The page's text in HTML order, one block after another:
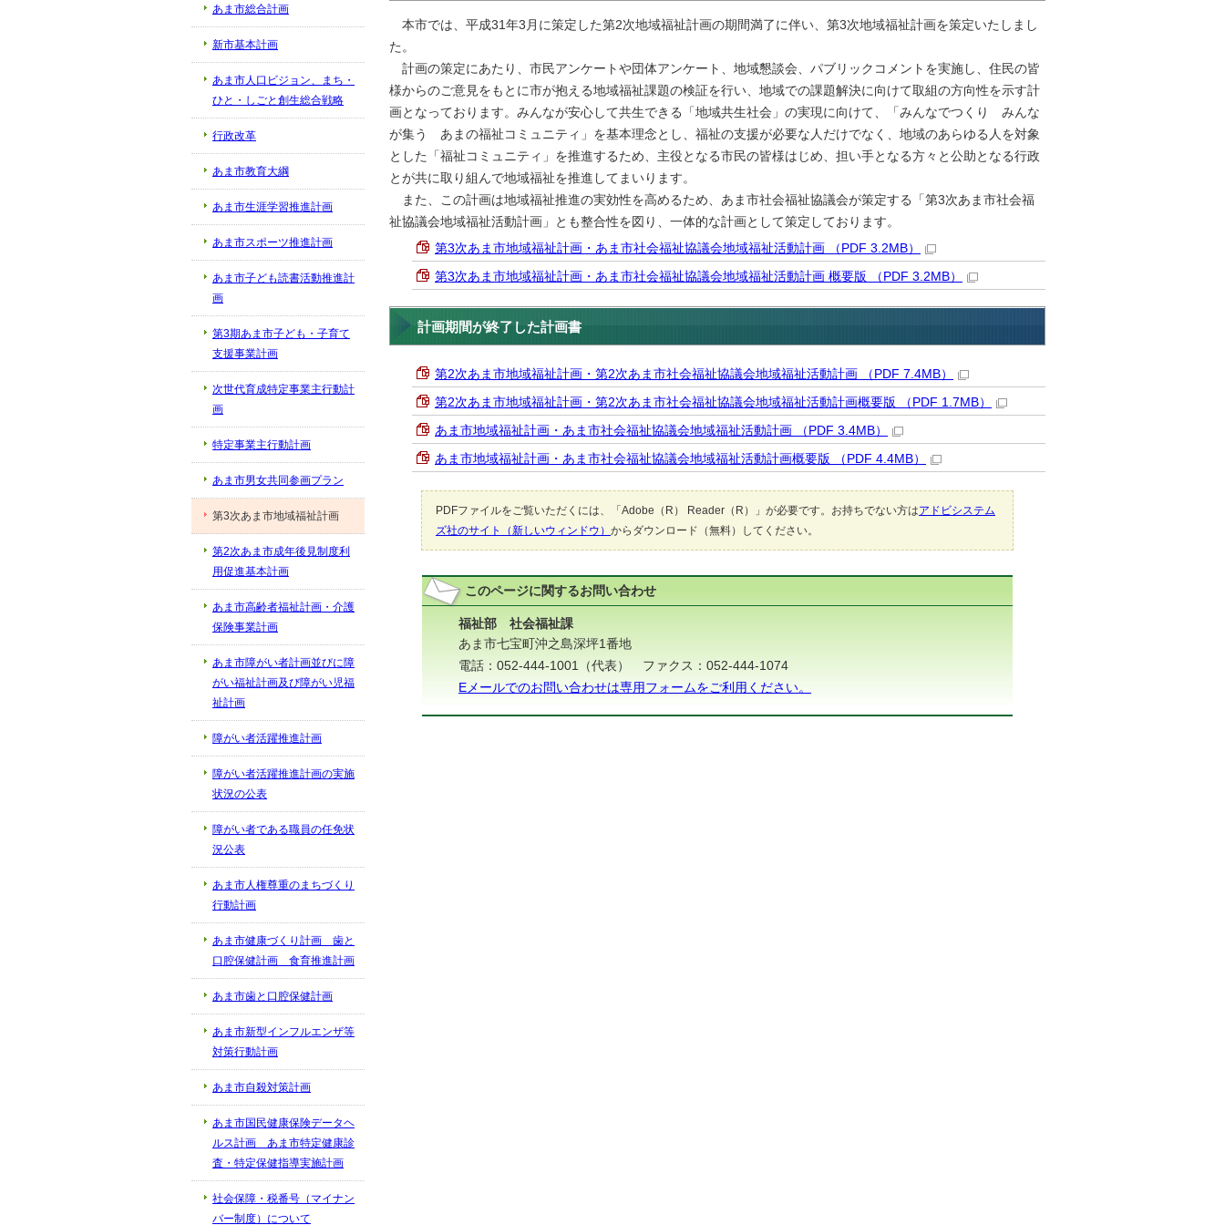
本市では、平成31年3月に策定した第2次地域福祉計画の期間満了に伴い、第3次地域福祉計画を策定いたしまし
た。
計画の策定にあたり、市民アンケートや団体アンケート、地域懇談会、パブリックコメントを実施し、住民の皆
様からのご意見をもとに市が抱える地域福祉課題の検証を行い、地域での課題解決に向けて取組の方向性を示す計
画となっております。みんなが安心して共生できる「地域共生社会」の実現に向けて、「みんなでつくり みんな
が集う あまの福祉コミュニティ」を基本理念とし、福祉の支援が必要な人だけでなく、地域のあらゆる人を対象
とした「福祉コミュニティ」を推進するため、主役となる市民の皆様はじめ、担い手となる方々と公助となる行政
とが共に取り組んで地域福祉を推進してまいります。
また、この計画は地域福祉推進の実効性を高めるため、あま市社会福祉協議会が策定する「第3次あま市社会福
祉協議会地域福祉活動計画」とも整合性を図り、一体的な計画として策定しております。
第3次あま市地域福祉計画・あま市社会福祉協議会地域福祉活動計画 （PDF 3.2MB）
第3次あま市地域福祉計画・あま市社会福祉協議会地域福祉活動計画 概要版 （PDF 3.2MB）
計画期間が終了した計画書
第2次あま市地域福祉計画・第2次あま市社会福祉協議会地域福祉活動計画 （PDF 7.4MB）
第2次あま市地域福祉計画・第2次あま市社会福祉協議会地域福祉活動計画概要版 （PDF 1.7MB）
あま市地域福祉計画・あま市社会福祉協議会地域福祉活動計画 （PDF 3.4MB）
あま市地域福祉計画・あま市社会福祉協議会地域福祉活動計画概要版 （PDF 4.4MB）
PDFファイルをご覧いただくには、「Adobe（R） Reader（R）」が必要です。お持ちでない方はアドビシステム
ズ社のサイト（新しいウィンドウ） からダウンロード（無料）してください。
このページに関するお問い合わせ
福祉部 社会福祉課
あま市七宝町沖之島深坪1番地
電話：052-444-1001（代表） ファクス：052-444-1074
Eメールでのお問い合わせは専用フォームをご利用ください。
あま市総合計画
新市基本計画
あま市人口ビジョン、まち・
ひと・しごと創生総合戦略
行政改革
あま市教育大綱
あま市生涯学習推進計画
あま市スポーツ推進計画
あま市子ども読書活動推進計
画
第3期あま市子ども・子育て
支援事業計画
次世代育成特定事業主行動計
画
特定事業主行動計画
あま市男女共同参画プラン
第3次あま市地域福祉計画
第2次あま市成年後見制度利
用促進基本計画
あま市高齢者福祉計画・介護
保険事業計画
あま市障がい者計画並びに障
がい福祉計画及び障がい児福
祉計画
障がい者活躍推進計画
障がい者活躍推進計画の実施
状況の公表
障がい者である職員の任免状
況公表
あま市人権尊重のまちづくり
行動計画
あま市健康づくり計画 歯と
口腔保健計画 食育推進計画
あま市歯と口腔保健計画
あま市新型インフルエンザ等
対策行動計画
あま市自殺対策計画
あま市国民健康保険データヘ
ルス計画 あま市特定健康診
査・特定保健指導実施計画
社会保障・税番号（マイナン
バー制度）について